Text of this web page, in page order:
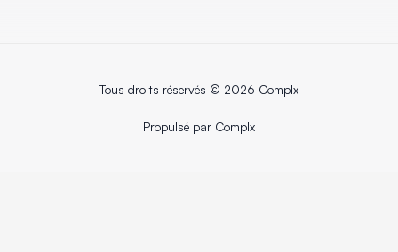
Tous droits réservés © 2026 Complx
Propulsé par Complx